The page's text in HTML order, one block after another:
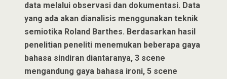
data melalui observasi dan dokumentasi. Data
yang ada akan dianalisis menggunakan teknik
semiotika Roland Barthes. Berdasarkan hasil
penelitian peneliti menemukan beberapa gaya
bahasa sindiran diantaranya, 3 scene
mengandung gaya bahasa ironi, 5 scene